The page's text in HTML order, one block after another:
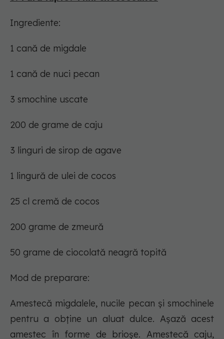
Ingrediente:
1 cană de migdale
1 cană de nuci pecan
3 smochine uscate
200 de grame de caju
3 linguri de sirop de agave
1 lingură de ulei de cocos
25 cl cremă de cocos
200 grame de zmeură
50 grame de ciocolată neagră topită
Mod de preparare:
Amestecă migdalele, nucile pecan și smochinele
pentru a obține un aluat dulce. Așază acest
amestec în forme de brioșe. Amestecă caju,